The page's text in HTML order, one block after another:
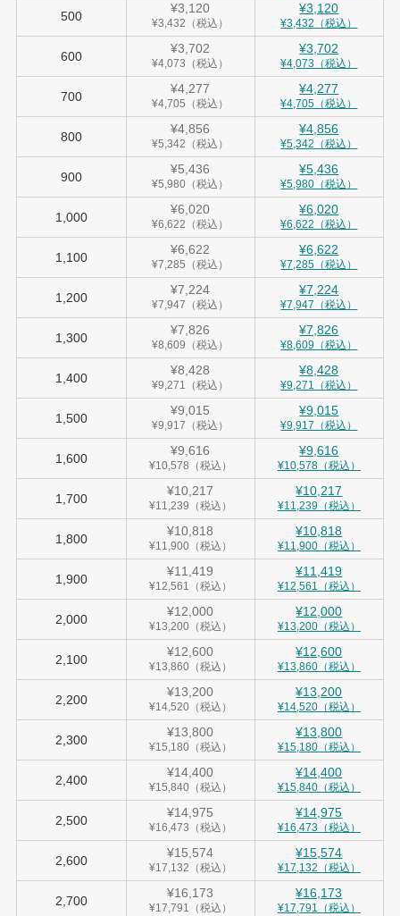
500
¥3,120
¥3,432（税込）
¥3,120
¥3,432（税込）
600
¥3,702
¥4,073（税込）
¥3,702
¥4,073（税込）
700
¥4,277
¥4,705（税込）
¥4,277
¥4,705（税込）
800
¥4,856
¥5,342（税込）
¥4,856
¥5,342（税込）
900
¥5,436
¥5,980（税込）
¥5,436
¥5,980（税込）
1,000
¥6,020
¥6,622（税込）
¥6,020
¥6,622（税込）
1,100
¥6,622
¥7,285（税込）
¥6,622
¥7,285（税込）
1,200
¥7,224
¥7,947（税込）
¥7,224
¥7,947（税込）
1,300
¥7,826
¥8,609（税込）
¥7,826
¥8,609（税込）
1,400
¥8,428
¥9,271（税込）
¥8,428
¥9,271（税込）
1,500
¥9,015
¥9,917（税込）
¥9,015
¥9,917（税込）
1,600
¥9,616
¥10,578（税込）
¥9,616
¥10,578（税込）
1,700
¥10,217
¥11,239（税込）
¥10,217
¥11,239（税込）
1,800
¥10,818
¥11,900（税込）
¥10,818
¥11,900（税込）
1,900
¥11,419
¥12,561（税込）
¥11,419
¥12,561（税込）
2,000
¥12,000
¥13,200（税込）
¥12,000
¥13,200（税込）
2,100
¥12,600
¥13,860（税込）
¥12,600
¥13,860（税込）
2,200
¥13,200
¥14,520（税込）
¥13,200
¥14,520（税込）
2,300
¥13,800
¥15,180（税込）
¥13,800
¥15,180（税込）
2,400
¥14,400
¥15,840（税込）
¥14,400
¥15,840（税込）
2,500
¥14,975
¥16,473（税込）
¥14,975
¥16,473（税込）
2,600
¥15,574
¥17,132（税込）
¥15,574
¥17,132（税込）
2,700
¥16,173
¥17,791（税込）
¥16,173
¥17,791（税込）